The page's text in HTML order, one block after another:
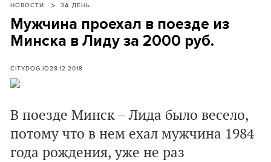
НОВОСТИ ЗА ДЕНЬ
Мужчина проехал в поезде из
Минска в Лиду за 2000 руб.
CITYDOG.IO28.12.2018
В поезде Минск – Лида было весело,
потому что в нем ехал мужчина 1984
года рождения, уже не раз